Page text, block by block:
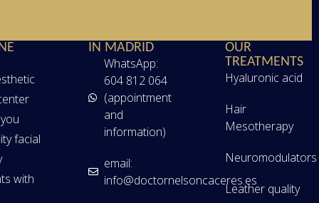
facial
with
IN MADRID
WhatsApp:
604 812 064
(appointment
and
information)
email:
info@doctornelsoncaceres.es
OUR
TREATMENTS
Hyaluronic acid
Hair
Mesotherapy
Neuromodulators
Leather quality